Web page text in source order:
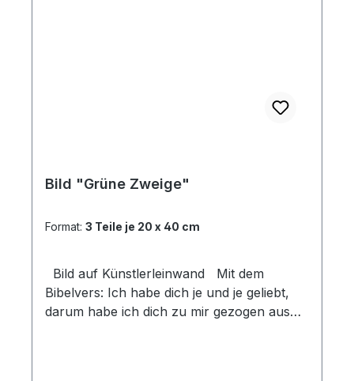
Bild "Grüne Zweige"
Format: 3 Teile je 20 x 40 cm
Bild auf Künstlerleinwand Mit dem
Bibelvers: Ich habe dich je und je geliebt,
darum habe ich dich zu mir gezogen aus